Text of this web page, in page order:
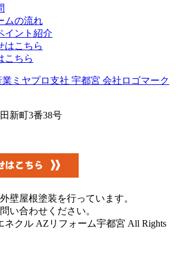
ムの流れ
イント紹介
はこちら
こちら
新町3番38号
壁屋根塗装を行っています。
い合わせください。
ネクル AZリフォーム宇都宮 All Rights